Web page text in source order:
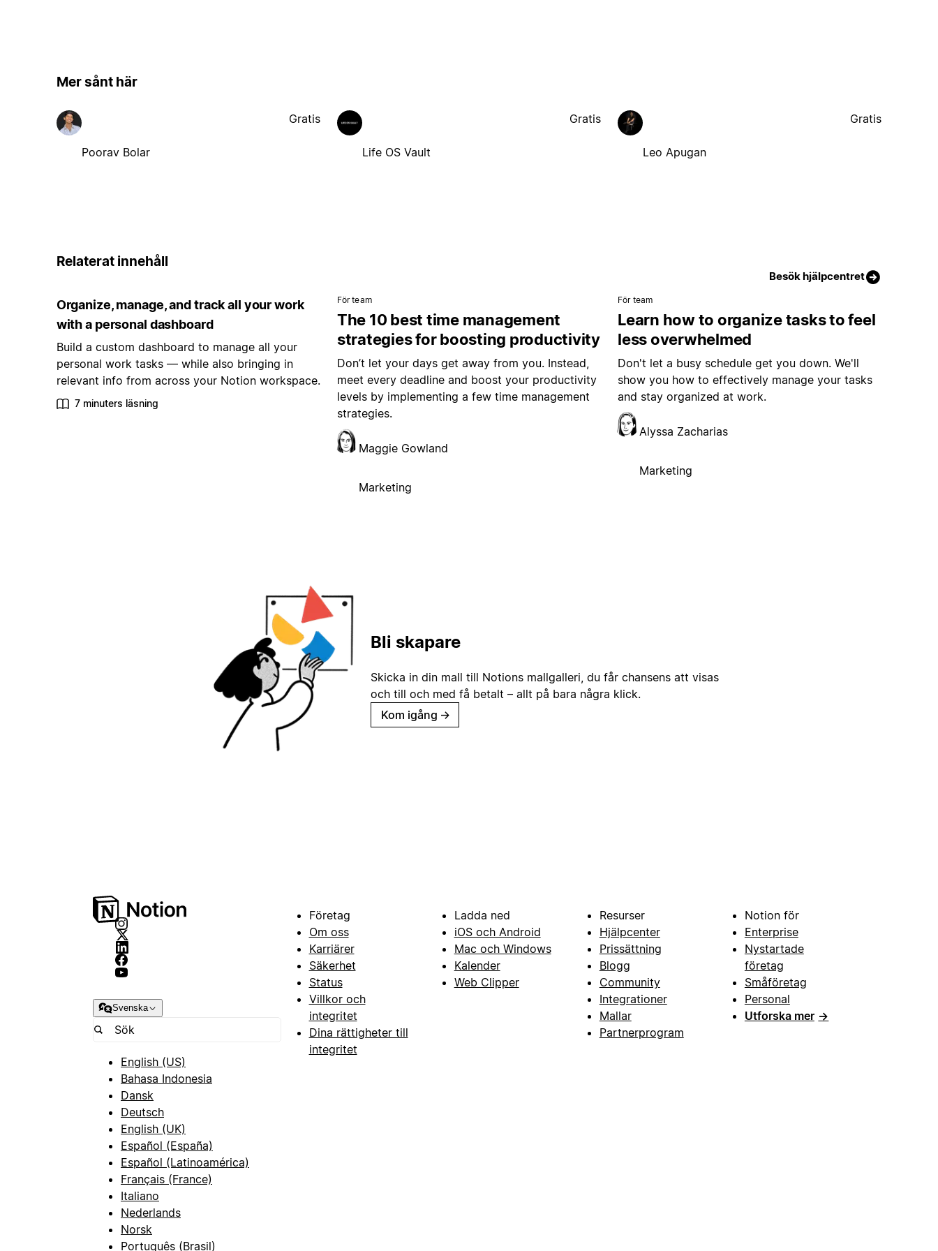
Mer sånt här
Poorav Bolar
Gratis
Life OS Vault
Gratis
Leo Apugan
Gratis
Relaterat innehåll
Besök hjälpcentret
Organize, manage, and track all your work
with a personal dashboard
Build a custom dashboard to manage all your
personal work tasks — while also bringing in
relevant info from across your Notion workspace.
7 minuters läsning
För team
The 10 best time management
strategies for boosting productivity
Don’t let your days get away from you. Instead,
meet every deadline and boost your productivity
levels by implementing a few time management
strategies.
Maggie Gowland
Marketing
För team
Learn how to organize tasks to feel
less overwhelmed
Don't let a busy schedule get you down. We'll
show you how to effectively manage your tasks
and stay organized at work.
Alyssa Zacharias
Marketing
Bli skapare
Skicka in din mall till Notions mallgalleri, du får chansens att visas
och till och med få betalt – allt på bara några klick.
Kom igång →
Svenska
English (US)
Bahasa Indonesia
Dansk
Deutsch
English (UK)
Español (España)
Español (Latinoamérica)
Français (France)
Italiano
Nederlands
Norsk
Português (Brasil)
Företag
Om oss
Karriärer
Säkerhet
Status
Villkor och
integritet
Dina rättigheter till
integritet
Ladda ned
iOS och Android
Mac och Windows
Kalender
Web Clipper
Resurser
Hjälpcenter
Prissättning
Blogg
Community
Integrationer
Mallar
Partnerprogram
Notion för
Enterprise
Nystartade
företag
Småföretag
Personal
Utforska mer →